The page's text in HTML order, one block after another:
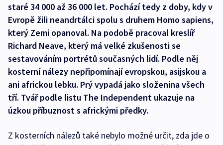
staré 34 000 až 36 000 let. Pochází tedy z doby, kdy v
Evropě žili neandrtálci spolu s druhem Homo sapiens,
který Zemi opanoval. Na podobě pracoval kreslíř
Richard Neave, který má velké zkušenosti se
sestavováním portrétů současných lidí. Podle něj
kosterní nálezy nepřipomínají evropskou, asijskou a
ani africkou lebku. Prý vypadá jako složenina všech
tří. Tvář podle listu The Independent ukazuje na
úzkou příbuznost s africkými předky.
Z kosterních nálezů také nebylo možné určit, zda jde o